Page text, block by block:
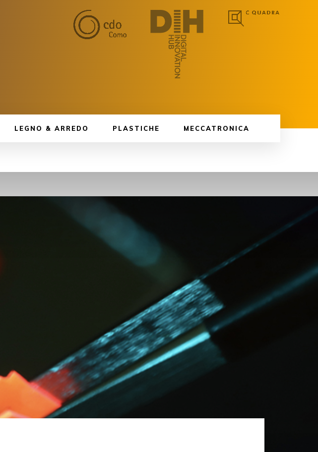
LEGNO & ARREDO PLASTICHE MECCATRONICA